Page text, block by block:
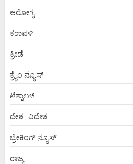
ಆರೋಗ್ಯ
ಕರಾವಳಿ
ಕ್ರೀಡೆ
ಕ್ರೈಂ ನ್ಯೂಸ್
ಟೆಕ್ನಾಲಜಿ
ದೇಶ -ವಿದೇಶ
ಬ್ರೇಕಿಂಗ್ ನ್ಯೂಸ್
ರಾಜ್ಯ